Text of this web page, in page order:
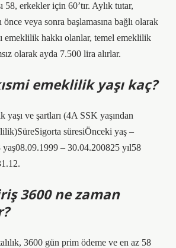
58, erkekler için 60’tır. Aylık tutar,
önce veya sonra başlamasına bağlı olarak
emeklilik hakkı olanlar, temel emeklilik
olarak ayda 7.500 lira alırlar.
emeklilik yaşı kaç?
yaşı ve şartları (4A SSK yaşından
süresiÖnceki yaş –
– 30.04.200825 yıl58
3600 ne zaman
3600 gün prim ödeme ve en az 58